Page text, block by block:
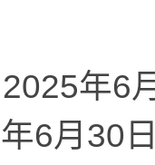
年6
6月30